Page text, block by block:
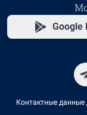
Google
Контактные данные